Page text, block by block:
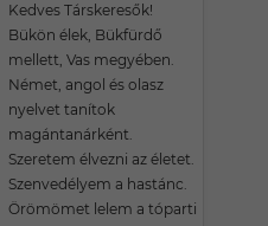
Kedves Társkeresők!
Bükön élek, Bükfürdő
mellett, Vas megyében.
Német, angol és olasz
nyelvet tanítok
magántanárként.
Szeretem élvezni az életet.
Szenvedélyem a hastánc.
Örömömet lelem a tóparti